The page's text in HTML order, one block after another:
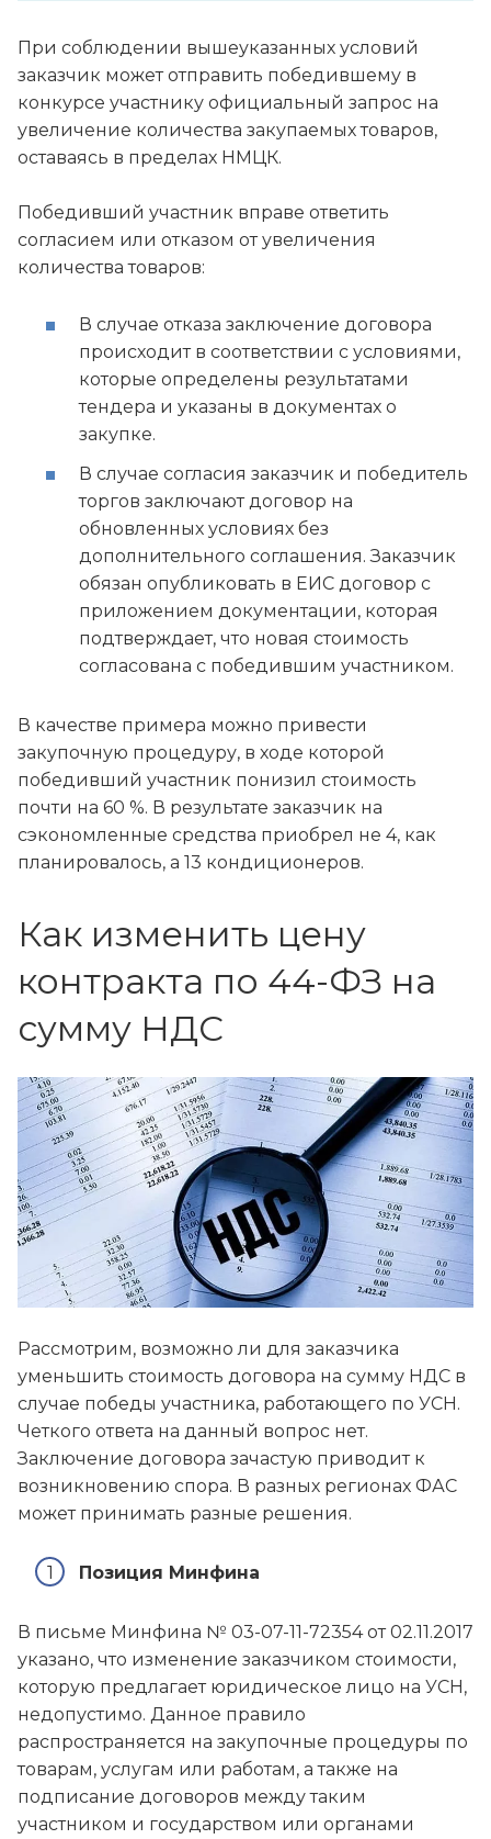
При соблюдении вышеуказанных условий
заказчик может отправить победившему в
конкурсе участнику официальный запрос на
увеличение количества закупаемых товаров,
оставаясь в пределах НМЦК.
Победивший участник вправе ответить
согласием или отказом от увеличения
количества товаров:
В случае отказа заключение договора
происходит в соответствии с условиями,
которые определены результатами
тендера и указаны в документах о
закупке.
В случае согласия заказчик и победитель
торгов заключают договор на
обновленных условиях без
дополнительного соглашения. Заказчик
обязан опубликовать в ЕИС договор с
приложением документации, которая
подтверждает, что новая стоимость
согласована с победившим участником.
В качестве примера можно привести
закупочную процедуру, в ходе которой
победивший участник понизил стоимость
почти на 60 %. В результате заказчик на
сэкономленные средства приобрел не 4, как
планировалось, а 13 кондиционеров.
Как изменить цену
контракта по 44-ФЗ на
сумму НДС
Рассмотрим, возможно ли для заказчика
уменьшить стоимость договора на сумму НДС в
случае победы участника, работающего по УСН.
Четкого ответа на данный вопрос нет.
Заключение договора зачастую приводит к
возникновению спора. В разных регионах ФАС
может принимать разные решения.
Позиция Минфина
В письме Минфина № 03-07-11-72354 от 02.11.2017
указано, что изменение заказчиком стоимости,
которую предлагает юридическое лицо на УСН,
недопустимо. Данное правило
распространяется на закупочные процедуры по
товарам, услугам или работам, а также на
подписание договоров между таким
участником и государством или органами